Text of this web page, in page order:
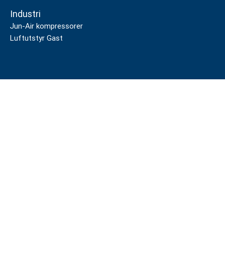
Industri
Jun-Air kompressorer
Luftutstyr Gast